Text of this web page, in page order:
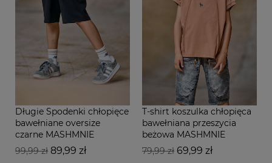
Długie Spodenki chłopięce
bawełniane oversize
czarne MASHMNIE
Cena
99,99 zł Cena
89,99 zł
T-shirt koszulka chłopięca
bawełniana przeszycia
beżowa MASHMNIE
Cena
79,99 zł Cena
69,99 zł